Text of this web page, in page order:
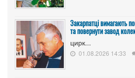
Закарпатці вимагають
та повернути завод
цирк...
01.08.2026 14:33